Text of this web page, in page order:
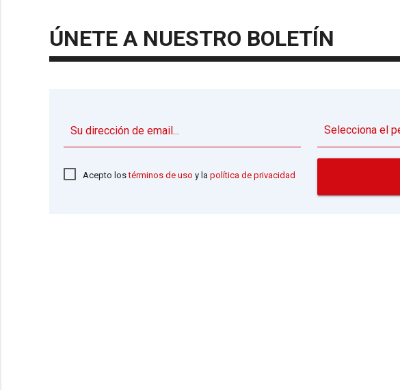
ÚNETE A NUESTRO BOLETÍN
Acepto lostérminos de uso y la política de privacidad